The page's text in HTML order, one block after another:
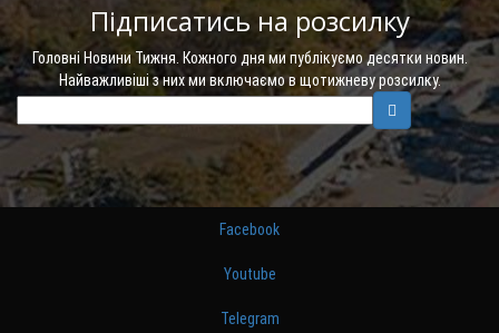
Підписатись на розсилку
Головні Новини Тижня. Кожного дня ми публікуємо десятки новин.
Найважливіші з них ми включаємо в щотижневу розсилку.
Facebook
Youtube
Telegram